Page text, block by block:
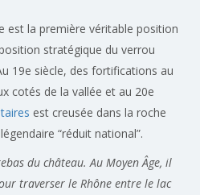
est la première véritable position
stratégique du verrou
19e siècle, des fortifications au
cotés de la vallée et au 20e
est creusée dans la roche
“réduit national”.
du château. Au Moyen Âge, il
traverser le Rhône entre le lac